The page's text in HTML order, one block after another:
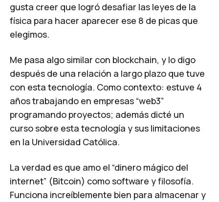
gusta creer que logró desafiar las leyes de la
física para hacer aparecer ese 8 de picas que
elegimos.
Me pasa algo similar con blockchain, y lo digo
después de una relación a largo plazo que tuve
con esta tecnología. Como contexto: estuve 4
años trabajando en empresas “web3”
programando proyectos; además dicté un
curso sobre esta tecnología y sus limitaciones
en la Universidad Católica.
La verdad es que amo el “dinero mágico del
internet” (Bitcoin) como software y filosofía.
Funciona increíblemente bien para almacenar y